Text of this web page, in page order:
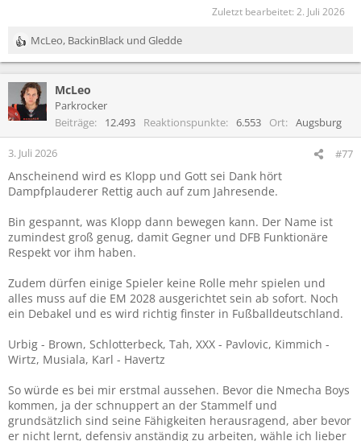
Zuletzt bearbeitet: 2. Juli 2026
R
e
t
i
n
e
n
:
McLeo, BackinBlack und Gledde
McLeo
Parkrocker
Beiträge
12.493 Reaktionspunkte 6.553 Ort Augsburg
3. Juli 2026 #77
Anscheinend wird es Klopp und Gott sei Dank hört
Dampfplauderer Rettig auch auf zum Jahresende.
Bin gespannt, was Klopp dann bewegen kann. Der Name ist
zumindest groß genug, damit Gegner und DFB Funktionäre
Respekt vor ihm haben.
Zudem dürfen einige Spieler keine Rolle mehr spielen und
alles muss auf die EM 2028 ausgerichtet sein ab sofort. Noch
ein Debakel und es wird richtig finster in Fußballdeutschland.
Urbig - Brown, Schlotterbeck, Tah, XXX - Pavlovic, Kimmich -
Wirtz, Musiala, Karl - Havertz
So würde es bei mir erstmal aussehen. Bevor die Nmecha Boys
kommen, ja der schnuppert an der Stammelf und
grundsätzlich sind seine Fähigkeiten herausragend, aber bevor
er nicht lernt, defensiv anständig zu arbeiten, wähle ich lieber